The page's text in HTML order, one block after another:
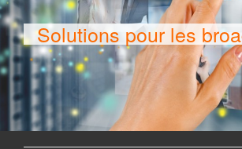
Solutions pour les